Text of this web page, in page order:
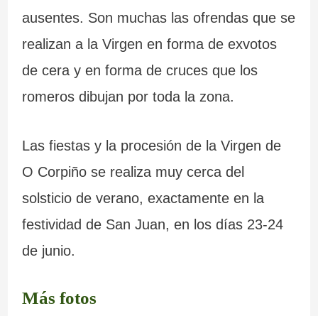
ausentes. Son muchas las ofrendas que se
realizan a la Virgen en forma de exvotos
de cera y en forma de cruces que los
romeros dibujan por toda la zona.
Las fiestas y la procesión de la Virgen de
O Corpiño se realiza muy cerca del
solsticio de verano, exactamente en la
festividad de San Juan, en los días 23-24
de junio.
Más fotos